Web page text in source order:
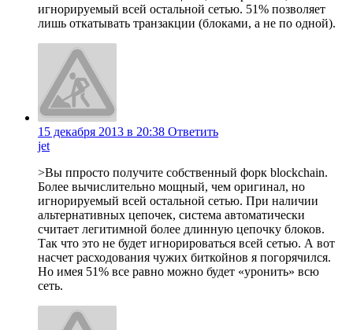
игнорируемый всей остальной сетью. 51% позволяет
лишь откатывать транзакции (блоками, а не по одной).
15 декабря 2013 в 20:38 Ответить
jet
>Вы ппросто получите собственный форк blockchain.
Более вычислительно мощный, чем оригинал, но
игнорируемый всей остальной сетью. При наличии
альтернативных цепочек, система автоматически
считает легитимной более длинную цепочку блоков.
Так что это не будет игнорироваться всей сетью. А вот
насчет расходования чужих биткойнов я погорячился.
Но имея 51% все равно можно будет «уронить» всю
сеть.